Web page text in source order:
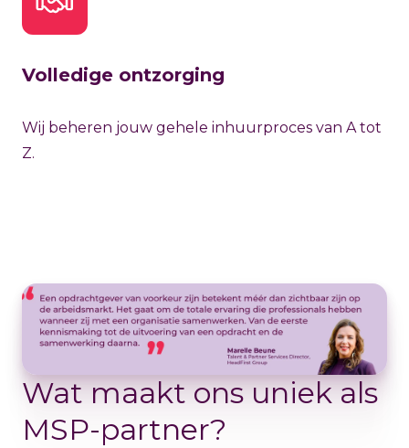
Volledige ontzorging
Wij beheren jouw gehele inhuurproces van A tot
Z.
Wat maakt ons uniek als
MSP-partner?